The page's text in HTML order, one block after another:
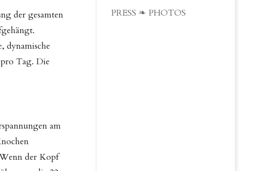
der gesamten
dynamische
Tag. Die
am
der Kopf
PRESS ❧ PHOTOS